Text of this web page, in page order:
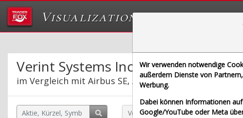
Visualizations
Verint Systems Inc.
im Vergleich mit Airbus SE, Allianz SE, Bayerische
Verint Systems Inc. (Lang &
Wir verwenden notwendige
außerdem Dienste von
Werbung.
Dabei können Informationen
Google/YouTube oder Meta